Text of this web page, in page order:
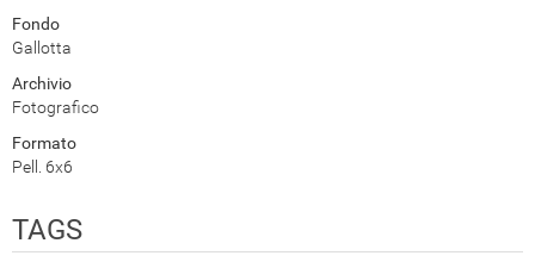
Fondo
Gallotta
Archivio
Fotografico
Formato
Pell. 6x6
TAGS